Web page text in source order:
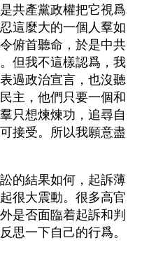
共產黨政權把它視爲
這麼大的一個人羣如
俯首聽命，於是中共
但我不這樣認爲，我
過政治宣言，也沒聽
主，他們只要一個和
只想煉煉功，追尋自
接受。所以我願意盡
的結果如何，起訴薄
很大震動。很多高官
是否面臨着起訴和判